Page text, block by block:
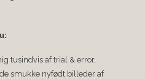
tusindvis af trial & error,
smukke nyfødt billeder af